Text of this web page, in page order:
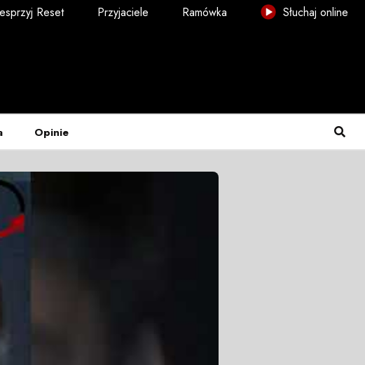
Reset Przyjaciele Ramówka Słuchaj online
Opinie